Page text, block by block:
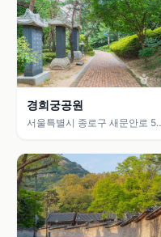
경희궁공원
서울특별시 종로구 새문안로 55